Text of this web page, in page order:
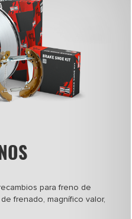
para freno de
frenado, magnífico valor,